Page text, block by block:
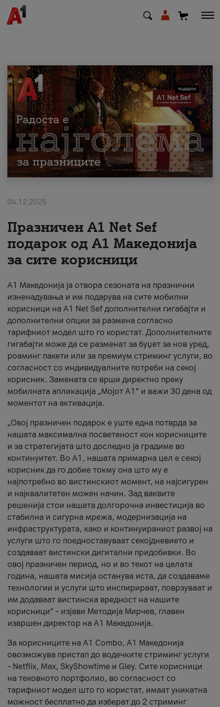
МК EN SQ
Приватни Деловни
Поддршка
Надополни кредит
За нас
#ПодобарОнлајн
04.12.2025
Празничен A1 Net Sеf
подарок од А1 Македонија
за сите корисници
А1 Македонија ја отвора сезоната на празнични
изненадувања и им подарува на сите мобилни
корисници на A1 Net Sef дополнителни гигабајти и
дополнителни опции за размена согласно
тарифниот модел што го користат. Дополнителните
гигабајти може да се разменат за буџет за нов уред,
роаминг пакети или за премиум стриминг услуги, во
согласност со индивидуалните потреби на секој
корисник. Замената се врши директно преку
мобилната апликација „Мојот А1“ и важи 30 дена од
моментот на активација.
„Овој празничен подарок е уште една потврда за
нашата максимална посветеност кон корисниците
и за стратегијата што доследно ја градиме во
континуитет. Во А1, нашата примарна цел е секој
корисник да го добие токму она што му е
најпотребно во вистинскиот момент, на најсигурен
и најквалитетен можен начин. Зад ваквите
решенија стои нашата долгорочна инвестиција во
стабилна и сигурна мрежа, модернизација на
инфраструктурата, како и континуираниот развој на
услуги што го поедноставуваат секојдневието и
создаваат вистински дигитални придобивки. Во
овој празничен период, но и во текот на целата
година, нашата мисија останува иста, да создаваме
технологии и услуги што инспирираат, поврзуваат и
им додаваат вистинска вредност на нашите
корисници“ – изјави Методија Мирчев, главен
извршен директор на А1 Македонија.
За корисниците на A1 Combo, А1 Македонија
овозможува пристап до водечките стриминг услуги
– Netflix, Max, SkyShowtime и Gley. Сите корисници
на тековното портфолио, во согласност со
тарифниот модел што го користат, имаат уникатна
можност бесплатно да изберат до 2 стриминг